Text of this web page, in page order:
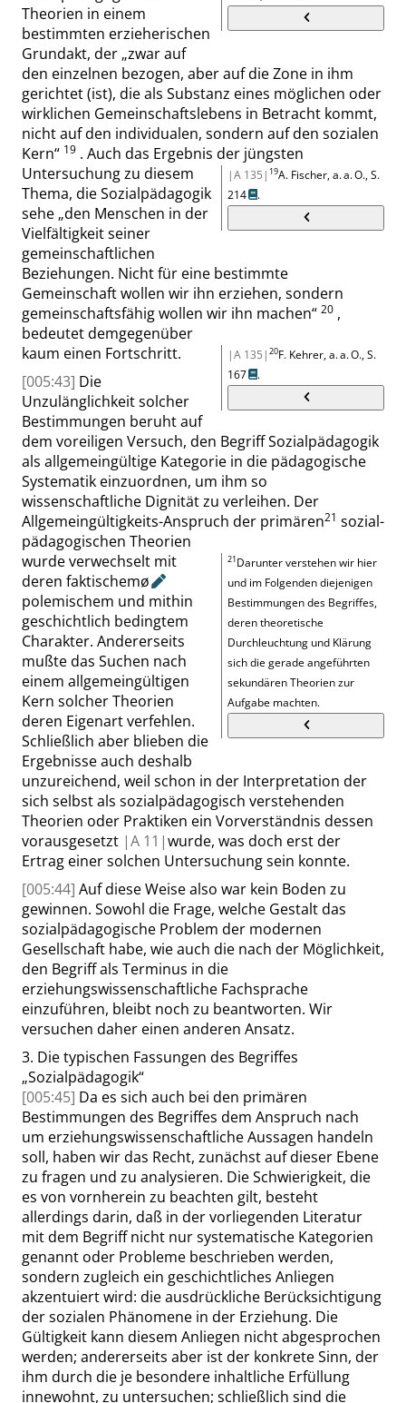
Theorien in einem
bestimmten erzieherischen
Grundakt, der „zwar auf
den einzelnen bezogen, aber auf die Zone in ihm
gerichtet (ist), die als Substanz eines möglichen oder
wirklichen Gemeinschaftslebens in Betracht kommt,
nicht auf den individualen, sondern auf den sozialen
Kern“ 19
|A 135| 19A. Fischer, a. a. O.,S.
214
.
. Auch das Ergebnis der jüngsten
Untersuchung zu diesem
Thema, die Sozialpädagogik
sehe „den Menschen in der
Vielfältigkeit seiner
gemeinschaftlichen
Beziehungen. Nicht für eine bestimmte
Gemeinschaft wollen wir ihn erziehen, sondern
gemeinschaftsfähig wollen wir ihn machen“ 20
|A 135| 20F. Kehrer, a. a. O., S.
167
.
,
bedeutet demgegenüber
kaum einen Fortschritt.
[005:43] Die
Unzulänglichkeit solcher
Bestimmungen beruht auf
dem voreiligen Versuch, den Begriff Sozialpädagogik
als allgemeingültige Kategorie in die pädagogische
Systematik einzuordnen, um ihm so
wissenschaftliche Dignität zu verleihen. Der
Allgemeingültigkeits-Anspruch der primären21
21Darunter verstehen wir hier
und im Folgenden diejenigen
Bestimmungen des Begriffes,
deren theoretische
Durchleuchtung und Klärung
sich die gerade angeführten
sekundären Theorien zur
Aufgabe machten.
sozial-
pädagogischen Theorien
wurde verwechselt mit
deren faktischemø
polemischem und mithin
geschichtlich bedingtem
Charakter. Andererseits
mußte das Suchen nach
einem allgemeingültigen
Kern solcher Theorien
deren Eigenart verfehlen.
Schließlich aber blieben die
Ergebnisse auch deshalb
unzureichend, weil schon in der Interpretation der
sich selbst als sozialpädagogisch verstehenden
Theorien oder Praktiken ein Vorverständnis dessen
vorausgesetzt |A 11|wurde, was doch erst der
Ertrag einer solchen Untersuchung sein konnte.
[005:44] Auf diese Weise also war kein Boden zu
gewinnen. Sowohl die Frage, welche Gestalt das
sozialpädagogische Problem der modernen
Gesellschaft habe, wie auch die nach der Möglichkeit,
den Begriff als Terminus in die
erziehungswissenschaftliche Fachsprache
einzuführen, bleibt noch zu beantworten. Wir
versuchen daher einen anderen Ansatz.
3. Die typischen Fassungen des Begriffes
„Sozialpädagogik“
[005:45] Da es sich auch bei den primären
Bestimmungen des Begriffes dem Anspruch nach
um erziehungswissenschaftliche Aussagen handeln
soll, haben wir das Recht, zunächst auf dieser Ebene
zu fragen und zu analysieren. Die Schwierigkeit, die
es von vornherein zu beachten gilt, besteht
allerdings darin, daß in der vorliegenden Literatur
mit dem Begriff nicht nur systematische Kategorien
genannt oder Probleme beschrieben werden,
sondern zugleich ein geschichtliches Anliegen
akzentuiert wird: die ausdrückliche Berücksichtigung
der sozialen Phänomene in der Erziehung. Die
Gültigkeit kann diesem Anliegen nicht abgesprochen
werden; andererseits aber ist der konkrete Sinn, der
ihm durch die je besondere inhaltliche Erfüllung
innewohnt, zu untersuchen; schließlich sind die